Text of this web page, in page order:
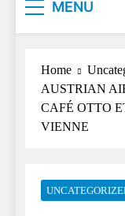
MENU
Home
AUSTRIAN
CAFÉ OTTO
VIENNE